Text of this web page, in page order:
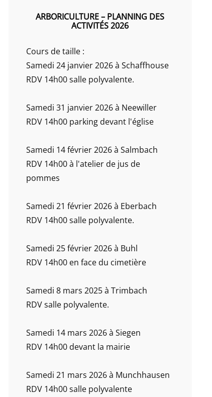
ARBORICULTURE – PLANNING DES
ACTIVITÉS 2026
Cours de taille :
Samedi 24 janvier 2026 à Schaffhouse
RDV 14h00 salle polyvalente.
Samedi 31 janvier 2026 à Neewiller
RDV 14h00 parking devant l'église
Samedi 14 février 2026 à Salmbach
RDV 14h00 à l'atelier de jus de
pommes
Samedi 21 février 2026 à Eberbach
RDV 14h00 salle polyvalente.
Samedi 25 février 2026 à Buhl
RDV 14h00 en face du cimetière
Samedi 8 mars 2025 à Trimbach
RDV salle polyvalente.
Samedi 14 mars 2026 à Siegen
RDV 14h00 devant la mairie
Samedi 21 mars 2026 à Munchhausen
RDV 14h00 salle polyvalente